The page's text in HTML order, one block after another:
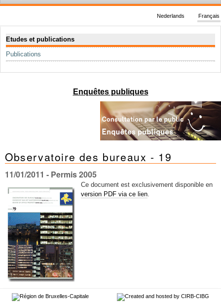
Règles du jeu
Permis d'urbanisme
Cartographie
Etudes et publications
Français
Nederlands
Etudes et publications
Publications
Enquêtes publiques
Observatoire des bureaux - 19
11/01/2011 - Permis 2005
Ce document est exclusivement disponible en
version PDF via ce lien.